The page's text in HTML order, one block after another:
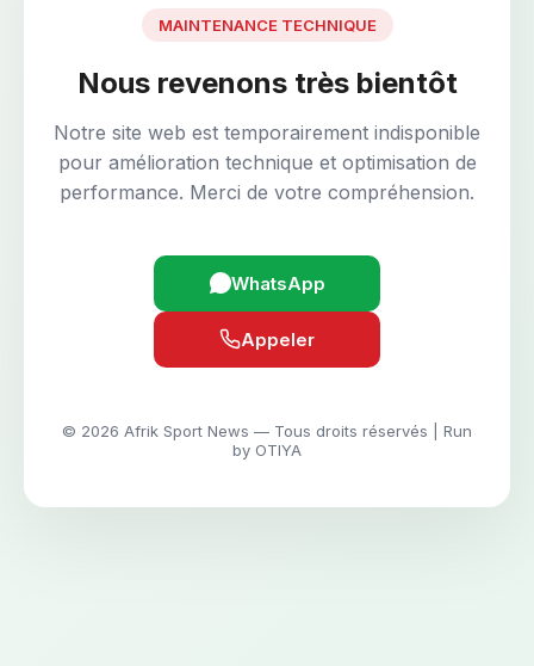
MAINTENANCE TECHNIQUE
Nous revenons très bientôt
Notre site web est temporairement indisponible
pour amélioration technique et optimisation de
performance. Merci de votre compréhension.
WhatsApp
Appeler
© 2026 Afrik Sport News — Tous droits réservés | Run
by OTIYA